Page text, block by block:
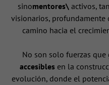
sinomentores\ activos,
visionarios, profundamente
camino hacia el
No son solo fuerzas
accesibles en la
evolución, donde el